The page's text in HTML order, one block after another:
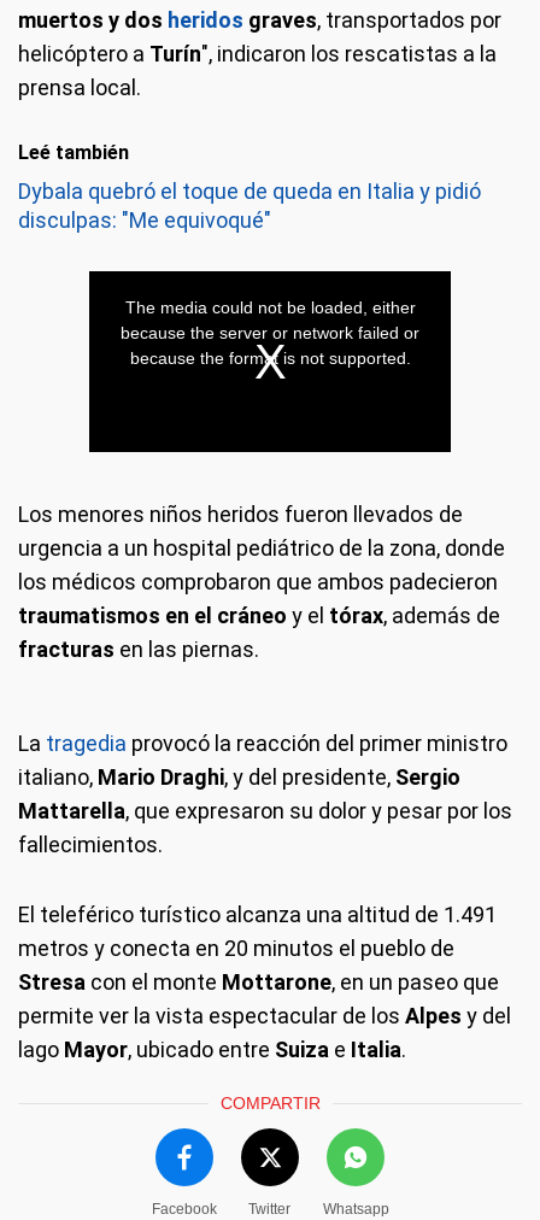
muertos y dos heridos graves, transportados por
helicóptero a Turín", indicaron los rescatistas a la
prensa local.
Leé también
Dybala quebró el toque de queda en Italia y pidió
disculpas: "Me equivoqué"
Los menores niños heridos fueron llevados de
urgencia a un hospital pediátrico de la zona, donde
los médicos comprobaron que ambos padecieron
traumatismos en el cráneo y el tórax, además de
fracturas en las piernas.
La tragedia provocó la reacción del primer ministro
italiano, Mario Draghi, y del presidente, Sergio
Mattarella, que expresaron su dolor y pesar por los
fallecimientos.
El teleférico turístico alcanza una altitud de 1.491
metros y conecta en 20 minutos el pueblo de
Stresa con el monte Mottarone, en un paseo que
permite ver la vista espectacular de los Alpes y del
lago Mayor, ubicado entre Suiza e Italia.
COMPARTIR
Facebook Twitter Whatsapp